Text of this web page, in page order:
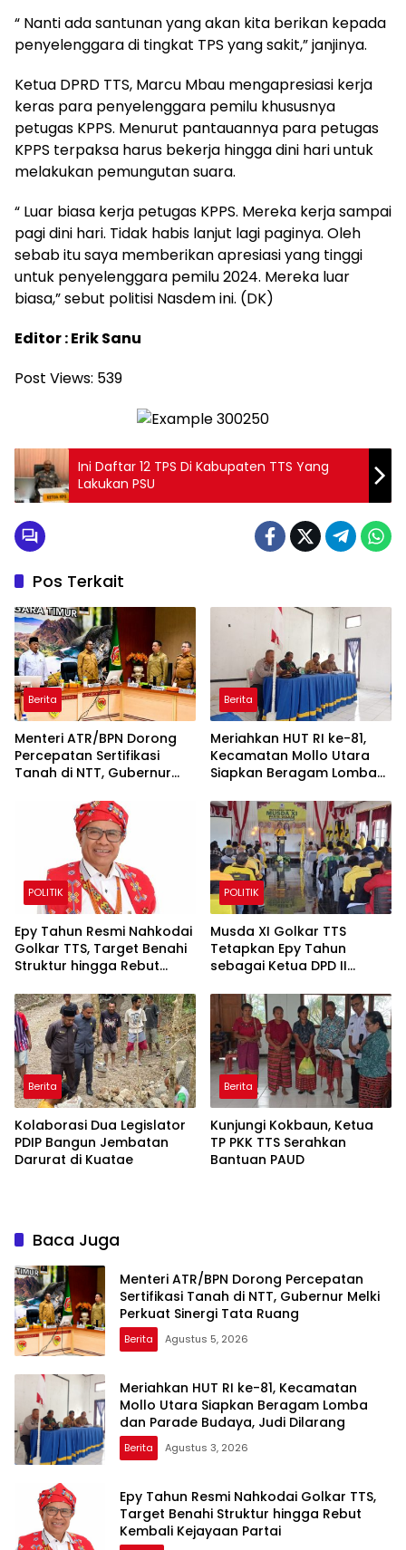
“ Nanti ada santunan yang akan kita berikan kepada
penyelenggara di tingkat TPS yang sakit,” janjinya.
Ketua DPRD TTS, Marcu Mbau mengapresiasi kerja
keras para penyelenggara pemilu khususnya
petugas KPPS. Menurut pantauannya para petugas
KPPS terpaksa harus bekerja hingga dini hari untuk
melakukan pemungutan suara.
“ Luar biasa kerja petugas KPPS. Mereka kerja sampai
pagi dini hari. Tidak habis lanjut lagi paginya. Oleh
sebab itu saya memberikan apresiasi yang tinggi
untuk penyelenggara pemilu 2024. Mereka luar
biasa,” sebut politisi Nasdem ini. (DK)
Editor : Erik Sanu
Post Views: 539
Ini Daftar 12 TPS Di Kabupaten TTS Yang
Lakukan PSU
Pos Terkait
Berita
Menteri ATR/BPN Dorong
Percepatan Sertifikasi
Tanah di NTT, Gubernur
Berita
Meriahkan HUT RI ke-81,
Kecamatan Mollo Utara
Siapkan Beragam Lomba
Dilarang
POLITIK
Epy Tahun Resmi Nahkodai
Golkar TTS, Target Benahi
Struktur hingga Rebut
POLITIK
Musda XI Golkar TTS
Tetapkan Epy Tahun
sebagai Ketua DPD II
Berita
Kolaborasi Dua Legislator
PDIP Bangun Jembatan
Darurat di Kuatae
Berita
Kunjungi Kokbaun, Ketua
TP PKK TTS Serahkan
Bantuan PAUD
Baca Juga
Menteri ATR/BPN Dorong Percepatan
Sertifikasi Tanah di NTT, Gubernur Melki
Perkuat Sinergi Tata Ruang
Berita Agustus 5, 2026
Meriahkan HUT RI ke-81, Kecamatan
Mollo Utara Siapkan Beragam Lomba
dan Parade Budaya, Judi Dilarang
Berita Agustus 3, 2026
Epy Tahun Resmi Nahkodai Golkar TTS,
Target Benahi Struktur hingga Rebut
Kembali Kejayaan Partai